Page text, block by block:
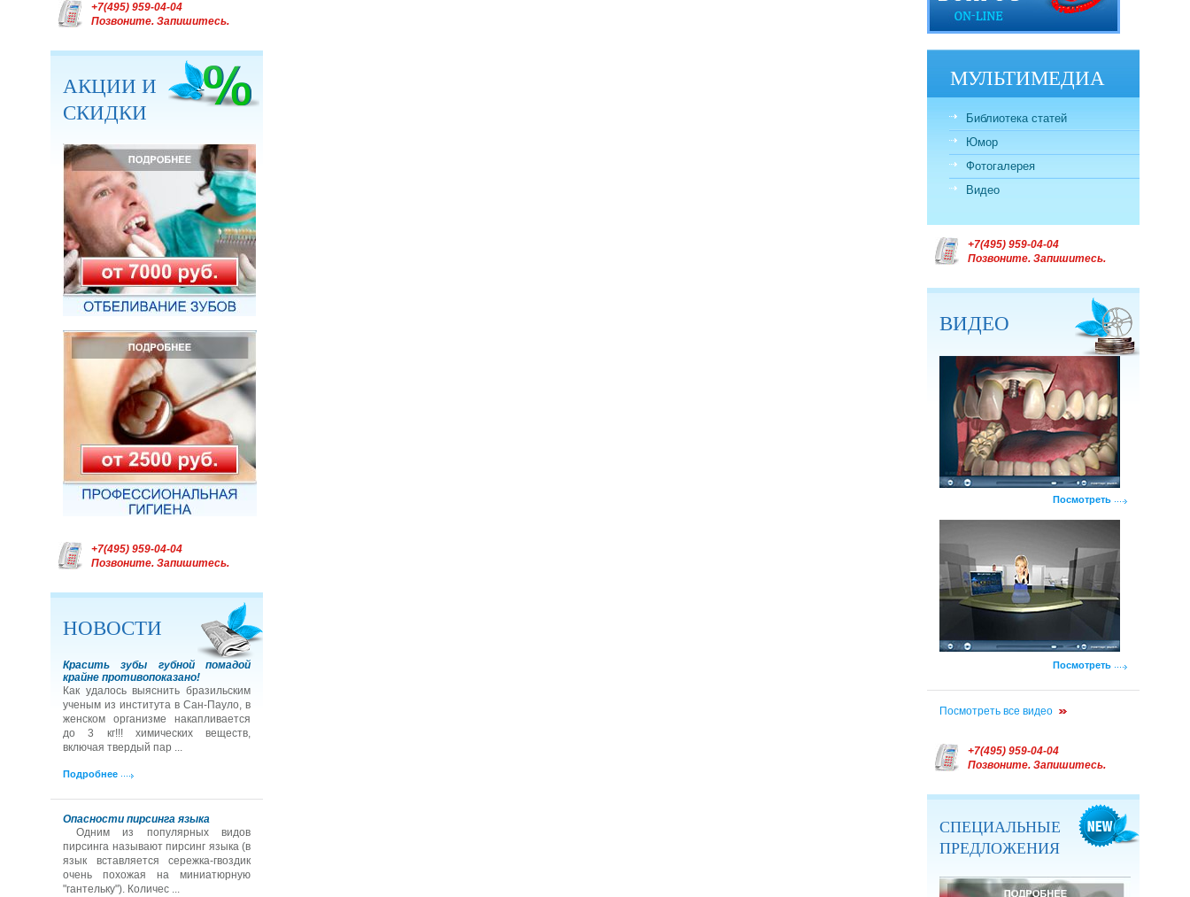
МУЛЬТИМЕДИА
Библиотека статей
Юмор
Фотогалерея
Видео
+7(495) 959-04-04
Позвоните. Запишитесь.
ВИДЕО
Посмотреть
Посмотреть
Посмотреть все видео
+7(495) 959-04-04
Позвоните. Запишитесь.
СПЕЦИАЛЬНЫЕ
ПРЕДЛОЖЕНИЯ
+7(495) 959-04-04
Позвоните. Запишитесь.
АКЦИИ И
СКИДКИ
+7(495) 959-04-04
Позвоните. Запишитесь.
НОВОСТИ
Красить зубы губной помадой
крайне противопоказано!
Как удалось выяснить бразильским
ученым из института в Сан-Пауло, в
женском организме накапливается
до 3 кг!!! химических веществ,
включая твердый пар ...
Подробнее
Опасности пирсинга языка
Одним из популярных видов
пирсинга называют пирсинг языка (в
язык вставляется сережка-гвоздик
очень похожая на миниатюрную
"гантельку"). Количес ...